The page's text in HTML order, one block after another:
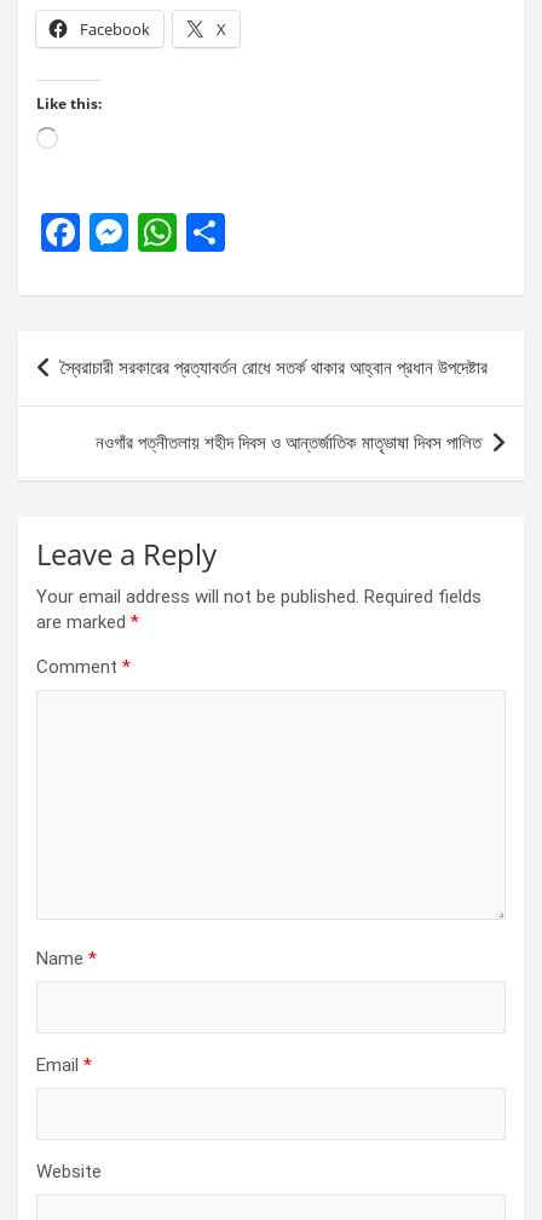
Facebook X
Like this:
Loading…
F
ce
o
o
M
se
g
er
W
at
A
p
p
ar
e
Post
navigation
স্বৈরাচারী সরকারের প্রত্যাবর্তন রোধে সতর্ক থাকার আহ্বান প্রধান উপদেষ্টার
নওগাঁর পত্নীতলায় শহীদ দিবস ও আন্তর্জাতিক মাতৃভাষা দিবস পালিত
Leave a Reply
Your email address will not be published. Required fields
are marked *
Comment *
Name *
Email *
Website